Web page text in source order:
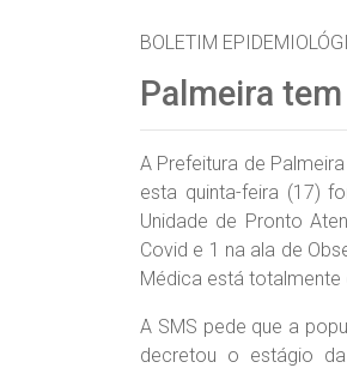
BOLETIM
Palmeira
A Prefeitura de
esta quinta-feira (17)
Unidade de Pronto
Covid e 1 na ala de
Médica está totalmente
A SMS pede que a
decretou o estágio